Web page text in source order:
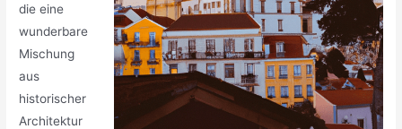
die eine
wunderbare
Mischung
aus
historischer
Architektur